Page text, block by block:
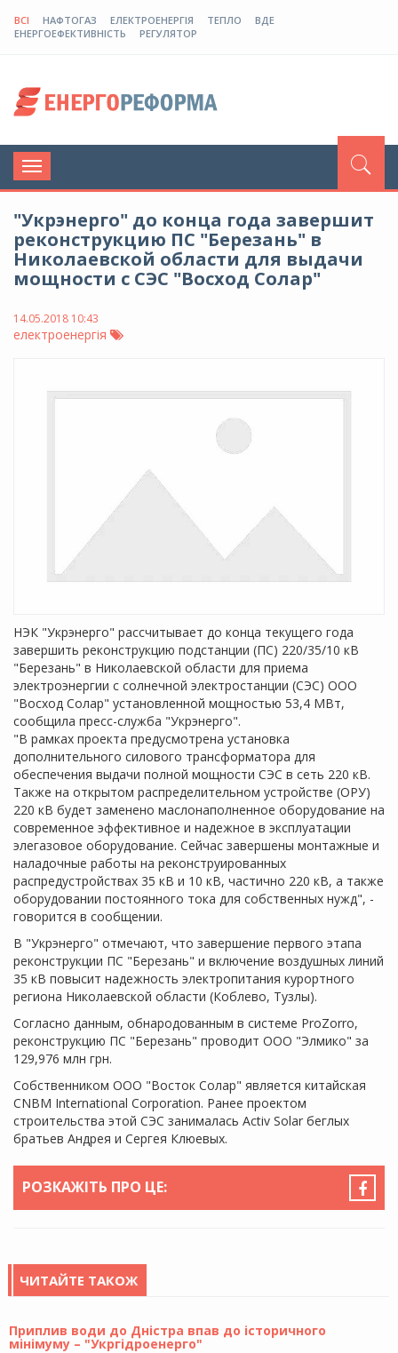
ВСІ НАФТОГАЗ ЕЛЕКТРОЕНЕРГІЯ ТЕПЛО
ВДЕ
ЕНЕРГОЕФЕКТИВНІСТЬ
РЕГУЛЯТОР
Toggle
navigation
"Укрэнерго" до конца года завершит
реконструкцию ПС "Березань" в
Николаевской области для выдачи
мощности с СЭС "Восход Солар"
14.05.2018 10:43
електроенергія
НЭК "Укрэнерго" рассчитывает до конца текущего года
завершить реконструкцию подстанции (ПС) 220/35/10 кВ
"Березань" в Николаевской области для приема
электроэнергии с солнечной электростанции (СЭС) ООО
"Восход Солар" установленной мощностью 53,4 МВт,
сообщила пресс-служба "Укрэнерго".
"В рамках проекта предусмотрена установка
дополнительного силового трансформатора для
обеспечения выдачи полной мощности СЭС в сеть 220 кВ.
Также на открытом распределительном устройстве (ОРУ)
220 кВ будет заменено маслонаполненное оборудование на
современное эффективное и надежное в эксплуатации
элегазовое оборудование. Сейчас завершены монтажные и
наладочные работы на реконструированных
распредустройствах 35 кВ и 10 кВ, частично 220 кВ, а также
оборудовании постоянного тока для собственных нужд", -
говорится в сообщении.
В "Укрэнерго" отмечают, что завершение первого этапа
реконструкции ПС "Березань" и включение воздушных линий
35 кВ повысит надежность электропитания курортного
региона Николаевской области (Коблево, Тузлы).
Согласно данным, обнародованным в системе ProZorro,
реконструкцию ПС "Березань" проводит ООО "Элмико" за
129,976 млн грн.
Собственником ООО "Восток Солар" является китайская
CNBM International Corporation. Ранее проектом
строительства этой СЭС занималась Activ Solar беглых
братьев Андрея и Сергея Клюевых.
РОЗКАЖІТЬ ПРО ЦЕ:
ЧИТАЙТЕ ТАКОЖ
Приплив води до Дністра впав до історичного
мінімуму – "Укргідроенерго"